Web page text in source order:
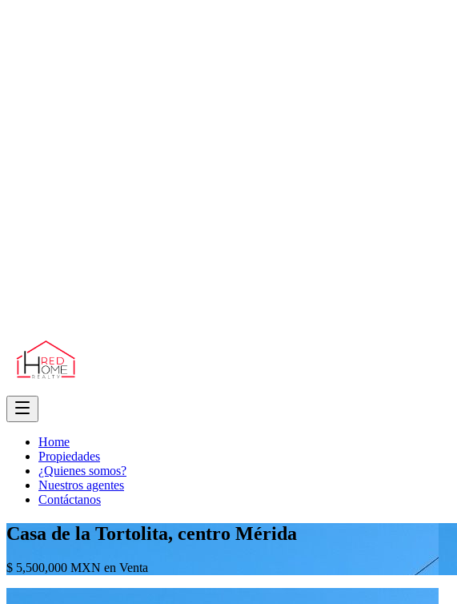
Home
Propiedades
¿Quienes somos?
Nuestros agentes
Contáctanos
Casa de la Tortolita, centro Mérida
$ 5,500,000 MXN en Venta